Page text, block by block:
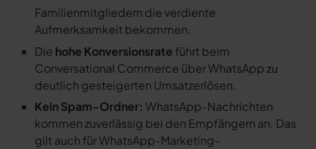
Familienmitgliedern die verdiente
Aufmerksamkeit bekommen.
Die hohe Konversionsrate führt beim
Conversational Commerce über WhatsApp zu
deutlich gesteigerten Umsatzerlösen.
Kein Spam-Ordner: WhatsApp-Nachrichten
kommen zuverlässig bei den Empfängern an. Das
gilt auch für WhatsApp-Marketing-